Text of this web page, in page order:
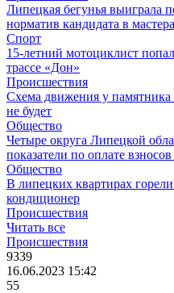
Липецкая бегунья выиграла
норматив кандидата в
Спорт
15-летний мотоциклист
трассе «Дон»
Происшествия
Схема движения у
не будет
Общество
Четыре округа Липецкой
показатели по оплате
Общество
В липецких квартирах
кондиционер
Происшествия
Читать все
Происшествия
9339
16.06.2023 15:42
55